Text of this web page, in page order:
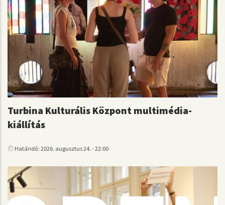
Turbina Kulturális Központ multimédia-
kiállítás
Határidő: 2026. augusztus 24. - 22:00